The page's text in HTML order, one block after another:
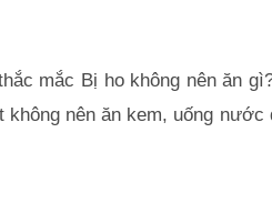
mắc Bị ho không nên ăn
nên ăn kem, uống